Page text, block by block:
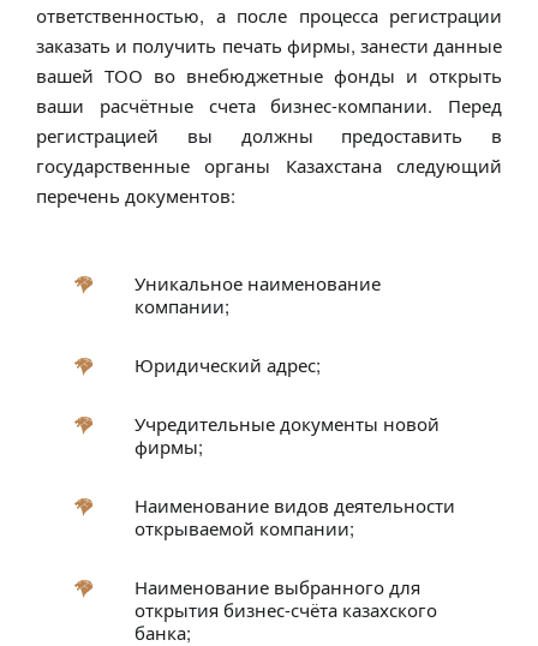
ответственностью, а после процесса регистрации
заказать и получить печать фирмы, занести данные
вашей ТОО во внебюджетные фонды и открыть
ваши расчётные счета бизнес-компании. Перед
регистрацией вы должны предоставить в
государственные органы Казахстана следующий
перечень документов:
Уникальное наименование
компании;
Юридический адрес;
Учредительные документы новой
фирмы;
Наименование видов деятельности
открываемой компании;
Наименование выбранного для
открытия бизнес-счёта казахского
банка;